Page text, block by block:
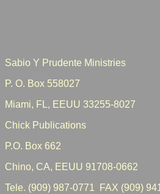
Sabio Y Prudente Ministries
P. O. Box 558027
Miami, FL, EEUU 33255-8027
Chick Publications
P.O. Box 662
Chino, CA, EEUU 91708-0662
Tele. (909) 987-0771 FAX (909)